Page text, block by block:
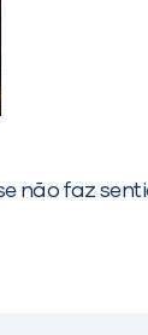
não faz